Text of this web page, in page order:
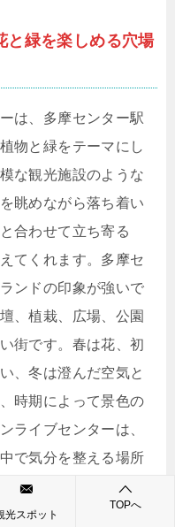
と緑を楽しめる穴場
は、多摩センター駅
物と緑をテーマにし
な観光施設のような
眺めながら落ち着い
合わせて立ち寄る
てくれます。多摩セ
ンドの印象が強いで
、植栽、広場、公園
街です。春は花、初
、冬は澄んだ空気と
時期によって景色の
ライブセンターは、
で気分を整える場所
光スポット
TOPへ